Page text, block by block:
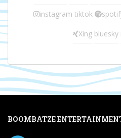
instagram tiktok
Xing bluesky
BOOMBATZE